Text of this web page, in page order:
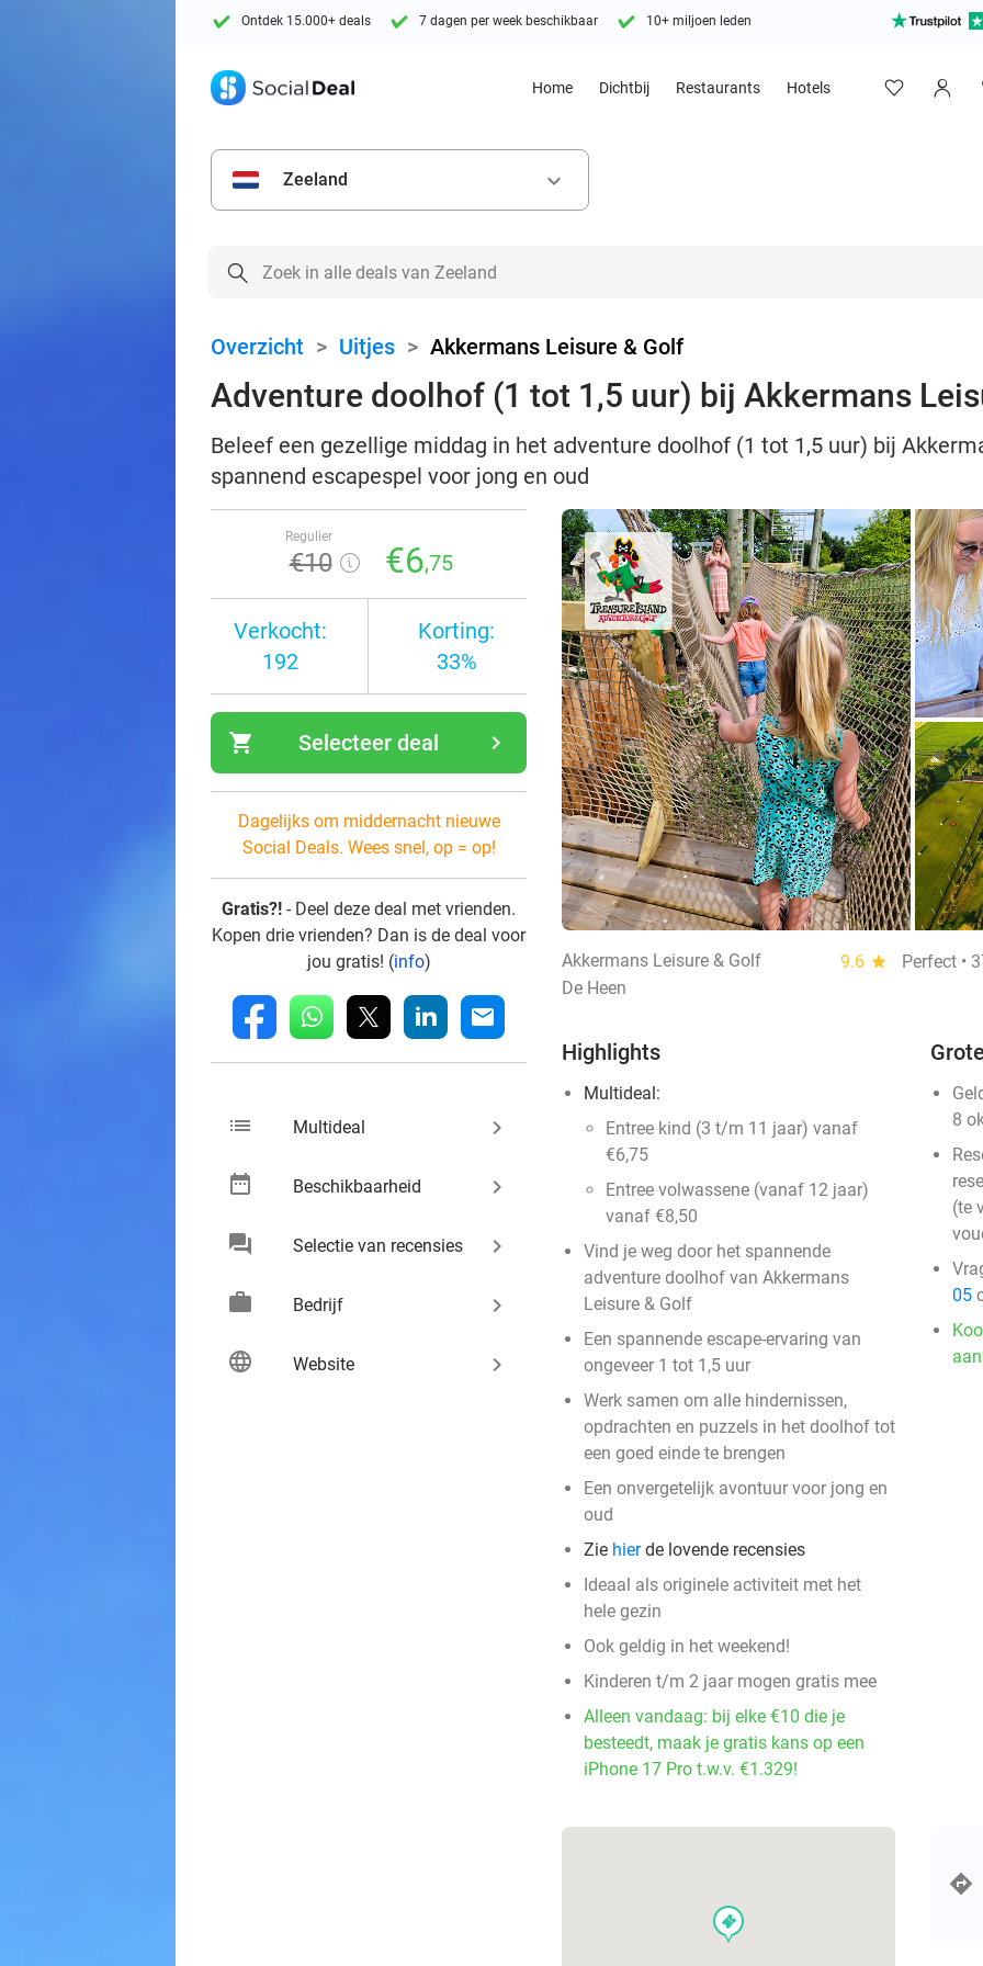
Ontdek 15.000+ deals 7 dagen per week beschikbaar 10+ miljoen leden
Home Dichtbij Restaurants Hotels
Zeeland keyboard_arrow_down
Overzicht > Uitjes > Akkermans Leisure & Golf
Adventure doolhof (1 tot 1,5 uur) bij Akkermans
Beleef een gezellige middag in het adventure doolhof (1 tot 1,5 uur) bij
spannend escapespel voor jong en oud
Regulier
€10 €6,75
Verkocht:
192
Korting:
33%
shopping_cart navigate_next
Selecteer deal
Dagelijks om middernacht nieuwe
Social Deals. Wees snel, op = op!
Gratis?! - Deel deze deal met vrienden.
Kopen drie vrienden? Dan is de deal voor
jou gratis! (info)
fb whatsapp linkedin mail
list Multideal keyboard_arrow_right
date_range Beschikbaarheid keyboard_arrow_right
chat Selectie van recensies keyboard_arrow_right
work Bedrijf keyboard_arrow_right
language Website keyboard_arrow_right
Akkermans Leisure & Golf 9.6 star
Perfect •
De Heen
Highlights
Multideal:
Entree kind (3 t/m 11 jaar) vanaf
€6,75
Entree volwassene (vanaf 12 jaar)
vanaf €8,50
Vind je weg door het spannende
adventure doolhof van Akkermans
Leisure & Golf
Een spannende escape-ervaring van
ongeveer 1 tot 1,5 uur
Werk samen om alle hindernissen,
opdrachten en puzzels in het doolhof tot
een goed einde te brengen
Een onvergetelijk avontuur voor jong en
oud
Zie hierde lovende recensies
Ideaal als originele activiteit met het
hele gezin
Ook geldig in het weekend!
Kinderen t/m 2 jaar mogen gratis mee
Alleen vandaag: bij elke €10 die je
besteedt, maak je gratis kans op een
iPhone 17 Pro t.w.v. €1.329!
8
(te
05
events